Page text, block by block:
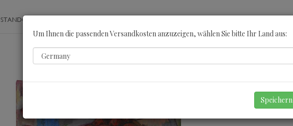
STANDORTE
Um Ihnen die passenden Versandkosten anzuzeigen, wählen Sie bitte Ihr Land aus:
Speichern